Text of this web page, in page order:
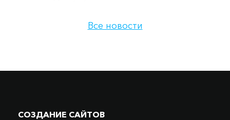
Все новости
СОЗДАНИЕ САЙТОВ